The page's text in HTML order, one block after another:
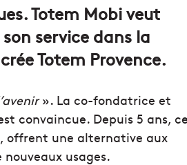
Totem Mobi veut
service dans la
Totem Provence.
». La co-fondatrice et
convaincue. Depuis 5 ans,
offrent une alternative aux
usages.